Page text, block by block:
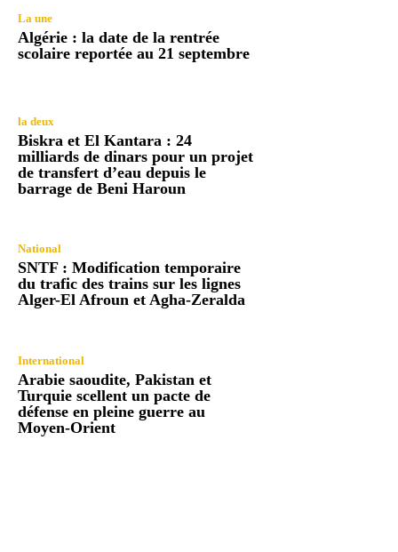
La une
Algérie : la date de la rentrée
scolaire reportée au 21 septembre
la deux
Biskra et El Kantara : 24
milliards de dinars pour un projet
de transfert d’eau depuis le
barrage de Beni Haroun
National
SNTF : Modification temporaire
du trafic des trains sur les lignes
Alger-El Afroun et Agha-Zeralda
International
Arabie saoudite, Pakistan et
Turquie scellent un pacte de
défense en pleine guerre au
Moyen-Orient